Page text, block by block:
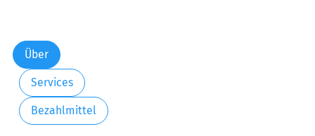
Über
Services
Bezahlmittel